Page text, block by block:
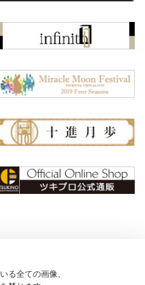
る全ての画像、